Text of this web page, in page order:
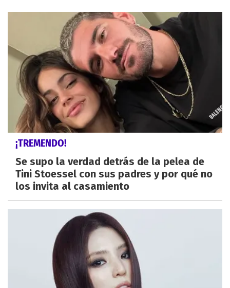
¡TREMENDO!
Se supo la verdad detrás de la pelea de
Tini Stoessel con sus padres y por qué no
los invita al casamiento